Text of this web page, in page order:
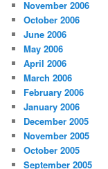
November 2006
October 2006
June 2006
May 2006
April 2006
March 2006
February 2006
January 2006
December 2005
November 2005
October 2005
September 2005